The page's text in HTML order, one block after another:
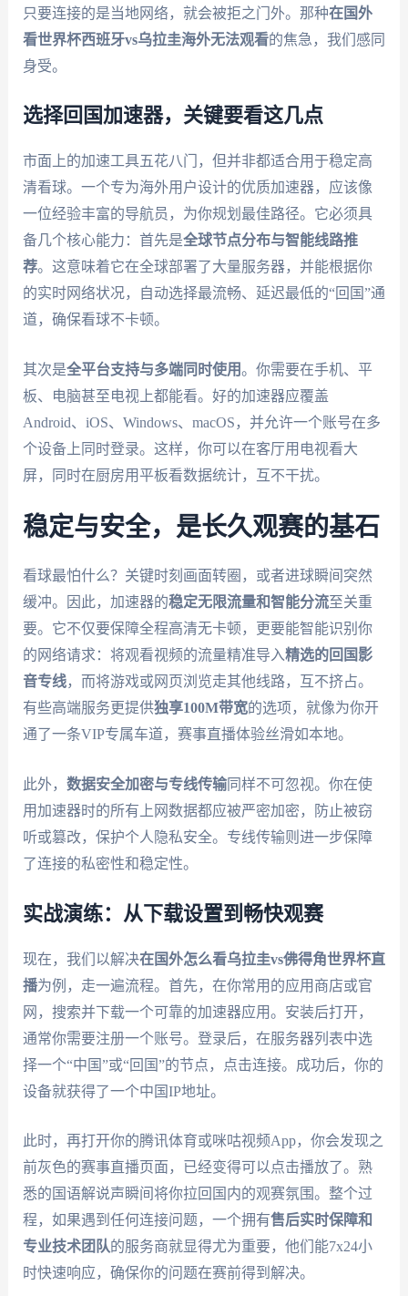
只要连接的是当地网络，就会被拒之门外。那种在国外
看世界杯西班牙vs乌拉圭海外无法观看的焦急，我们感同
身受。
选择回国加速器，关键要看这几点
市面上的加速工具五花八门，但并非都适合用于稳定高
清看球。一个专为海外用户设计的优质加速器，应该像
一位经验丰富的导航员，为你规划最佳路径。它必须具
备几个核心能力：首先是全球节点分布与智能线路推
荐。这意味着它在全球部署了大量服务器，并能根据你
的实时网络状况，自动选择最流畅、延迟最低的“回国”通
道，确保看球不卡顿。
其次是全平台支持与多端同时使用。你需要在手机、平
板、电脑甚至电视上都能看。好的加速器应覆盖
Android、iOS、Windows、macOS，并允许一个账号在多
个设备上同时登录。这样，你可以在客厅用电视看大
屏，同时在厨房用平板看数据统计，互不干扰。
稳定与安全，是长久观赛的基石
看球最怕什么？关键时刻画面转圈，或者进球瞬间突然
缓冲。因此，加速器的稳定无限流量和智能分流至关重
要。它不仅要保障全程高清无卡顿，更要能智能识别你
的网络请求：将观看视频的流量精准导入精选的回国影
音专线，而将游戏或网页浏览走其他线路，互不挤占。
有些高端服务更提供独享100M带宽的选项，就像为你开
通了一条VIP专属车道，赛事直播体验丝滑如本地。
此外， 数据安全加密与专线传输同样不可忽视。你在使
用加速器时的所有上网数据都应被严密加密，防止被窃
听或篡改，保护个人隐私安全。专线传输则进一步保障
了连接的私密性和稳定性。
实战演练：从下载设置到畅快观赛
现在，我们以解决在国外怎么看乌拉圭vs佛得角世界杯直
播为例，走一遍流程。首先，在你常用的应用商店或官
网，搜索并下载一个可靠的加速器应用。安装后打开，
通常你需要注册一个账号。登录后，在服务器列表中选
择一个“中国”或“回国”的节点，点击连接。成功后，你的
设备就获得了一个中国IP地址。
此时，再打开你的腾讯体育或咪咕视频App，你会发现之
前灰色的赛事直播页面，已经变得可以点击播放了。熟
悉的国语解说声瞬间将你拉回国内的观赛氛围。整个过
程，如果遇到任何连接问题，一个拥有售后实时保障和
专业技术团队的服务商就显得尤为重要，他们能7x24小
时快速响应，确保你的问题在赛前得到解决。